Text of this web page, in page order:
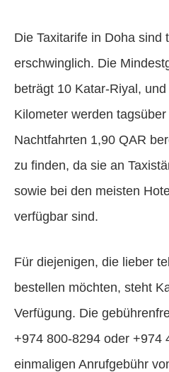
Die Taxitarife in Doha sind
erschwinglich. Die
beträgt 10 Katar-Riyal,
Kilometer werden
Nachtfahrten 1,90 QAR
zu finden, da sie an
sowie bei den meisten
verfügbar sind.
Für diejenigen, die lieber
bestellen möchten, steht
Verfügung. Die
+974 800-8294 oder +974
einmaligen Anrufgebühr